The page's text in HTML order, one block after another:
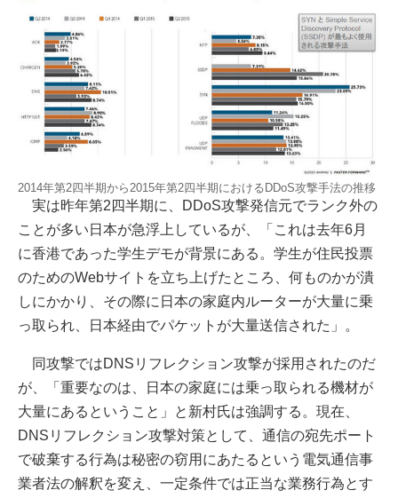
2014年第2四半期から2015年第2四半期におけるDDoS攻撃手法の推移
実は昨年第2四半期に、DDoS攻撃発信元でランク外の
ことが多い日本が急浮上しているが、「これは去年6月
に香港であった学生デモが背景にある。学生が住民投票
のためのWebサイトを立ち上げたところ、何ものかが潰
しにかかり、その際に日本の家庭内ルーターが大量に乗
っ取られ、日本経由でパケットが大量送信された」。
同攻撃ではDNSリフレクション攻撃が採用されたのだ
が、「重要なのは、日本の家庭には乗っ取られる機材が
大量にあるということ」と新村氏は強調する。現在、
DNSリフレクション攻撃対策として、通信の宛先ポート
で破棄する行為は秘密の窃用にあたるという電気通信事
業者法の解釈を変え、一定条件では正当な業務行為とす